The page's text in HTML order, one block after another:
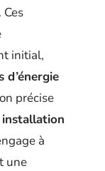
initial,
d’énergie
précise
installation
à
une